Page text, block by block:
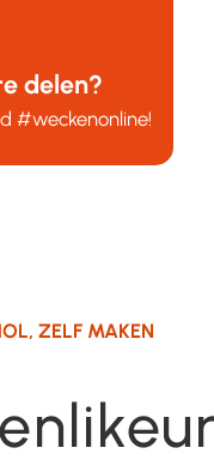
delen?
#weckenonline!
,ZELF MAKEN